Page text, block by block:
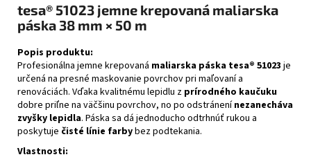
tesa® 51023 jemne krepovaná maliarska
páska 38 mm × 50 m
Popis produktu:
Profesionálna jemne krepovaná maliarska páska tesa® 51023 je
určená na presné maskovanie povrchov pri maľovaní a
renováciách. Vďaka kvalitnému lepidlu z prírodného kaučuku
dobre priľne na väčšinu povrchov, no po odstránenínezanecháva
zvyšky lepidla. Páska sa dá jednoducho odtrhnúť rukou a
poskytuje čisté línie farbybez podtekania.
Vlastnosti: